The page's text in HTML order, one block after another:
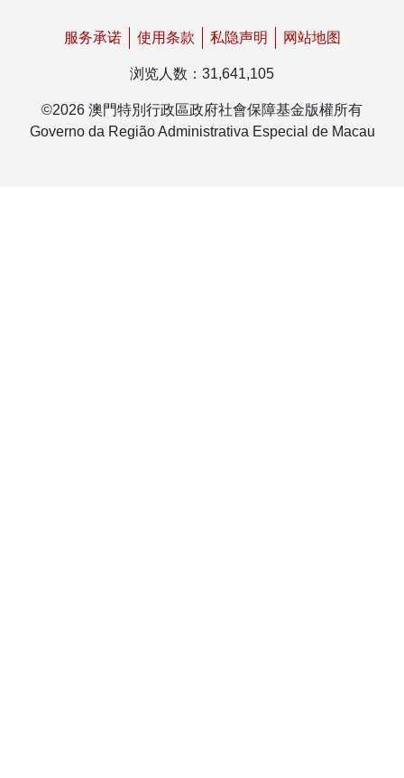
服务承诺 使用条款 私隐声明 网站地图
浏览人数 ： 31,641,105
©2026 澳門特別行政區政府社會保障基金版權所有
Governo da Região Administrativa Especial de Macau